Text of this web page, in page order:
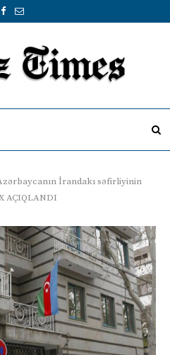
İrandakı səfirliyinin
AÇIQLANDI